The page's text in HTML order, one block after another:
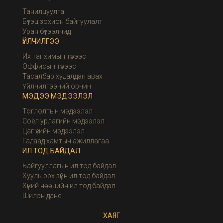
Танилцуулга
Бүтэц зохион байгуулалт
Уран бүтээлчид
ҮЙЛЧИЛГЭЭ
Их танхимын түрээс
Оффисын түрээс
Тасалбар худалдан авах
Үйлчилгээний орчин
МЭДЭЭ МЭДЭЭЛЭЛ
Тоглолтын мэдээлэл
Соёл урлагийн мэдээлэл
Цаг үеийн мэдээлэл
Гадаад хамтын ажиллагаа
ИЛ ТОД БАЙДАЛ
Байгууллагын ил тод байдал
Хууль эрх зүйн ил тод байдал
Хүний нөөцийн ил тод байдал
Шилэн данс
ХАЯГ